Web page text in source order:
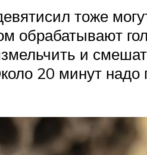
тоже
обрабатывают
и
20 минут